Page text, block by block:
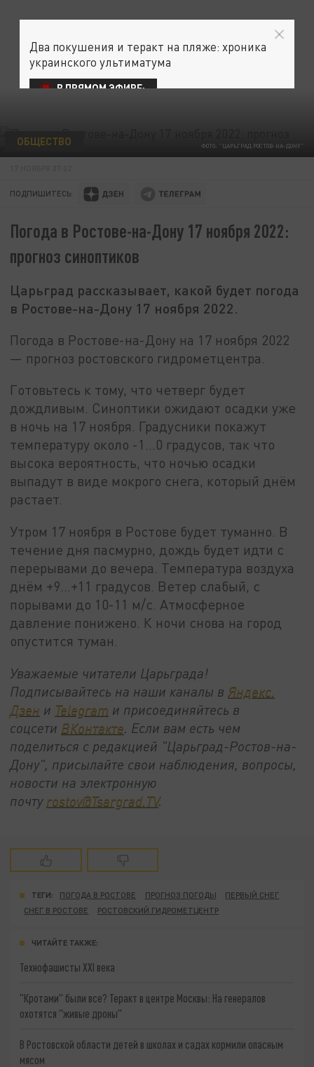
ФОТО: "ЦАРЬГРАД РОСТОВ-НА-ДОНУ"
ОБЩЕСТВО
ПОДПИШИТЕСЬ:
Погода в Ростове-на-Дону 17 ноября 2022:
прогноз синоптиков
Царьград рассказывает, какой будет погода
в Ростове-на-Дону 17 ноября 2022.
Погода в Ростове-на-Дону на 17 ноября 2022
— прогноз ростовского гидрометцентра.
Готовьтесь к тому, что четверг будет
дождливым. Синоптики ожидают осадки уже
в ночь на 17 ноября. Градусники покажут
температуру около -1…0 градусов, так что
высока вероятность, что ночью осадки
выпадут в виде мокрого снега, который днём
растает.
Утром 17 ноября в Ростове будет туманно. В
течение дня пасмурно, дождь будет идти с
перерывами до вечера. Температура воздуха
днём +9…+11 градусов. Ветер слабый, с
порывами до 10-11 м/с. Атмосферное
давление понижено. К ночи снова на город
опустится туман.
Уважаемые читатели Царьграда!
Подписывайтесь на наши каналы в Яндекс.
Дзен и Telegram и присоединяйтесь в
соцсети ВКонтакте. Если вам есть чем
поделиться с редакцией "Царьград-Ростов-на-
Дону", присылайте свои наблюдения, вопросы,
новости на электронную
почту rostov@Tsargrad.ТV.
ТЕГИ: ПОГОДА В РОСТОВЕ ПРОГНОЗ ПОГОДЫ
ПЕРВЫЙ СНЕГ
СНЕГ В РОСТОВЕ
РОСТОВСКИЙ ГИДРОМЕТЦЕНТР
ЧИТАЙТЕ ТАКЖЕ:
Технофашисты XXI века
"Кротами" были все? Теракт в центре Москвы: На генералов
охотятся "живые дроны"
В Ростовской области детей в школах и садах кормили опасным
мясом
Два покушения и теракт на пляже: хроника
украинского ультиматума
В ПРЯМОМ ЭФИРЕ: